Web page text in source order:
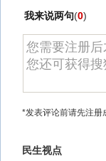
我来说两句(0)
*发表评论前请先注册
民生视点